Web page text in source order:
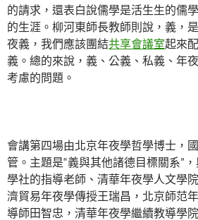
的請求，還表白說儒學是活生生的儒學
的生涯。柳河東師長教師則說，義，
夜義，我們應該團結共享會議室起來
義。總的來說，義、公義、私義、年
考慮的問題。
會講第四場由北京年夜學哲學博士，
管。主題是“義與其他諸德目標關系”
學社的指導老師、清華年夜學人文學
濟貿易年夜學傳授王瑞昌，北京師范
導師田智忠，清華年夜學繼續教導學